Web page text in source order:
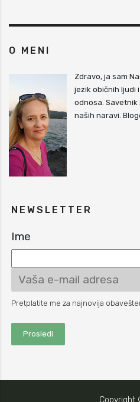
O MENI
Zdravo, ja sam
jezik običnih ljudi
odnosa.
naših naravi.
NEWSLETTER
Ime
Pretplatite me za najnovija
Copyright